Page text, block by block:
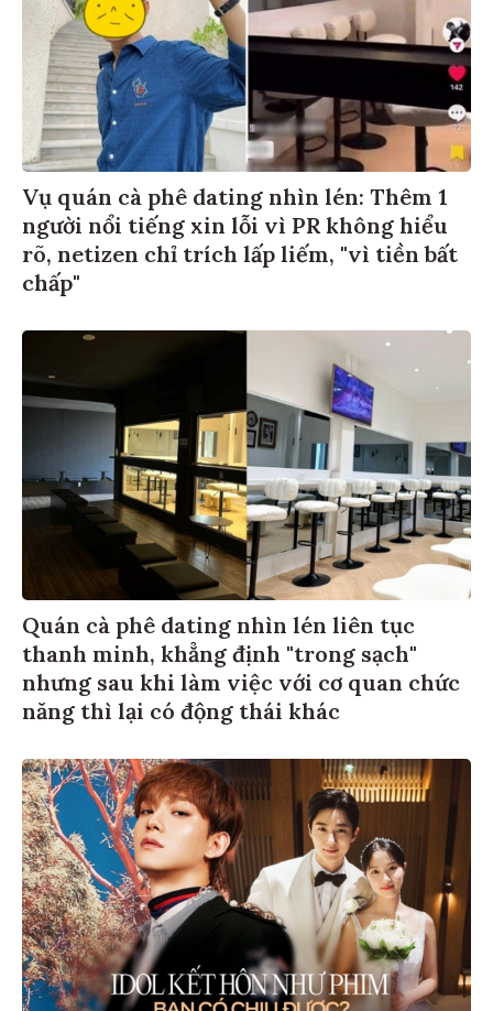
Vụ quán cà phê dating nhìn lén: Thêm 1
người nổi tiếng xin lỗi vì PR không hiểu
rõ, netizen chỉ trích lấp liếm, "vì tiền bất
chấp"
Quán cà phê dating nhìn lén liên tục
thanh minh, khẳng định "trong sạch"
nhưng sau khi làm việc với cơ quan chức
năng thì lại có động thái khác